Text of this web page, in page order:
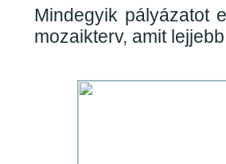
Mindegyik pályázatot
mozaikterv, amit